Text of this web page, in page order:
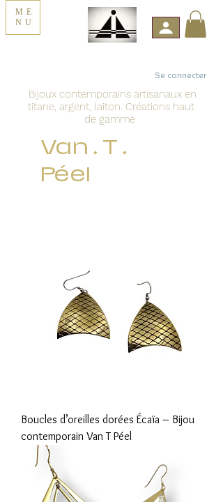
Se connecter
Bijoux contemporains artisanaux en
titane, argent, laiton. Créations haut
de gamme
Van . T .
Péel
ME
NU
Boucles d’oreilles dorées Écaïa – Bijou
contemporain Van T Péel